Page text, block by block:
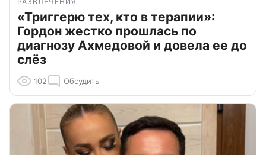
«Триггерю тех, кто в терапии»:
Гордон жестко прошлась по
диагнозу Ахмедовой и довела ее до
слёз
102 Обсудить